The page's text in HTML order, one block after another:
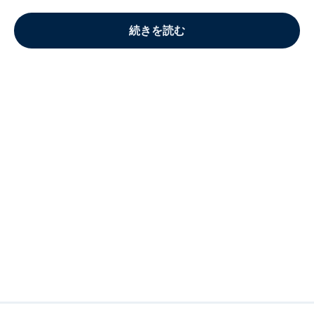
続きを読む